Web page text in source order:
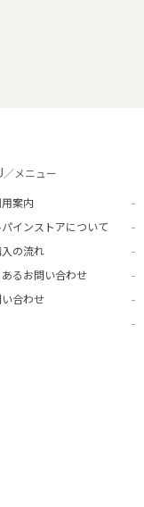
／メニュー
用案内
パインストアについて
入の流れ
あるお問い合わせ
い合わせ